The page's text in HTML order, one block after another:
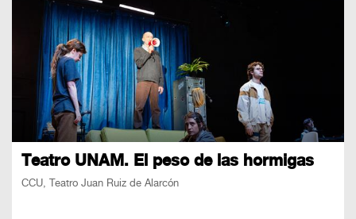
Teatro UNAM. El peso de las hormigas
CCU, Teatro Juan Ruiz de Alarcón